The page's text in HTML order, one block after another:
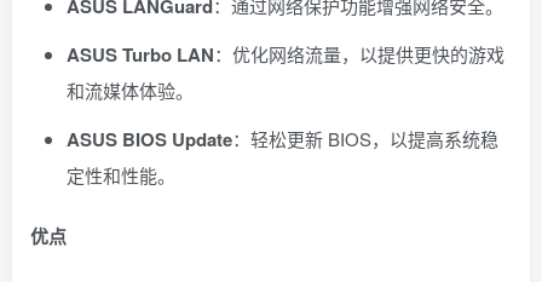
ASUS LANGuard：通过网络保护功能增强网络安全。
ASUS Turbo LAN：优化网络流量，以提供更快的游戏
和流媒体体验。
ASUS BIOS Update：轻松更新 BIOS，以提高系统稳
定性和性能。
优点